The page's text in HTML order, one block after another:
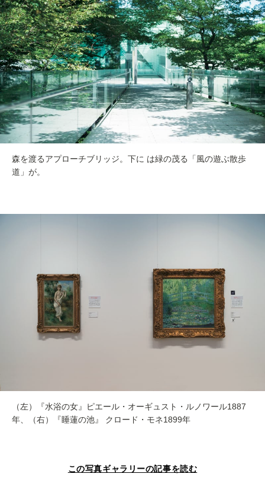
森を渡るアプローチブリッジ。下に は緑の茂る「風の遊ぶ散歩
道」が。
（左）『水浴の女』ピエール・オーギュスト・ルノワール1887
年、（右）『睡蓮の池』 クロード・モネ1899年
この写真ギャラリーの記事を読む